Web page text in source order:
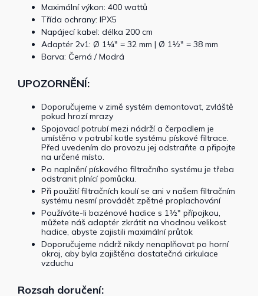
Maximální výkon: 400 wattů
Třída ochrany: IPX5
Napájecí kabel: délka 200 cm
Adaptér 2v1: Ø 1¼" = 32 mm | Ø 1½" = 38 mm
Barva: Černá / Modrá
UPOZORNĚNÍ:
Doporučujeme v zimě systém demontovat, zvláště
pokud hrozí mrazy
Spojovací potrubí mezi nádrží a čerpadlem je
umístěno v potrubí kotle systému pískové filtrace.
Před uvedením do provozu jej odstraňte a připojte
na určené místo.
Po naplnění pískového filtračního systému je třeba
odstranit plnící pomůcku.
Při použití filtračních koulí se ani v našem filtračním
systému nesmí provádět zpětné proplachování
Používáte-li bazénové hadice s 1½" přípojkou,
můžete náš adaptér zkrátit na vhodnou velikost
hadice, abyste zajistili maximální průtok
Doporučujeme nádrž nikdy nenaplňovat po horní
okraj, aby byla zajištěna dostatečná cirkulace
vzduchu
Rozsah doručení: